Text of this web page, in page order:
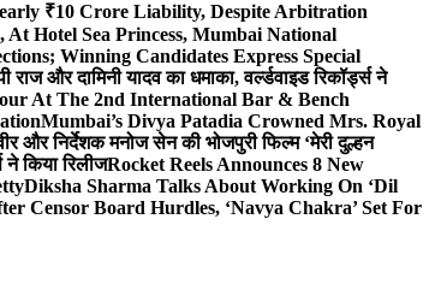
₹10 Crore Liability, Despite Arbitration
Hotel Sea Princess, Mumbai National
Winning Candidates Express Special
राज और दामिनी यादव का धमाका, वर्ल्डवाइड रिकॉर्ड्स ने
At The 2nd International Bar & Bench
Mumbai’s Divya Patadia Crowned Mrs. Royal
और निर्देशक मनोज सेन की भोजपुरी फिल्म ‘मेरी दुल्हन
ने किया रिलीजRocket Reels Announces 8 New
Diksha Sharma Talks About Working On ‘Dil
Censor Board Hurdles, ‘Navya Chakra’ Set For